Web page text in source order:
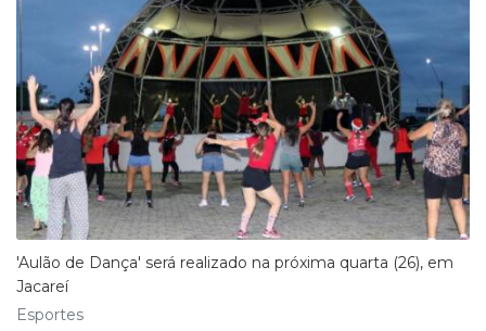
'Aulão de Dança' será realizado na próxima quarta (26), em
Jacareí
Esportes